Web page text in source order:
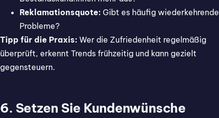
Reklamationsquote: Gibt es häufig wiederkehrende
Probleme?
Tipp für die Praxis: Wer die Zufriedenheit regelmäßig
überprüft, erkennt Trends frühzeitig und kann gezielt
gegensteuern.
6. Setzen Sie Kundenwünsche